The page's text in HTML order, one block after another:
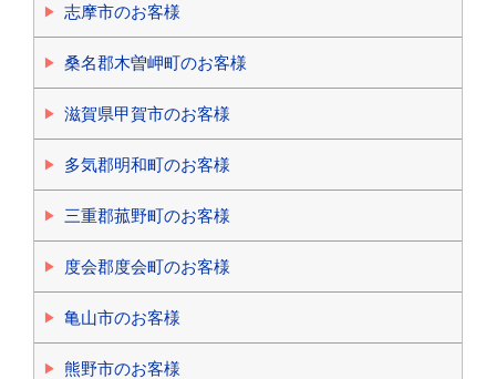
志摩市のお客様
桑名郡木曽岬町のお客様
滋賀県甲賀市のお客様
多気郡明和町のお客様
三重郡菰野町のお客様
度会郡度会町のお客様
亀山市のお客様
熊野市のお客様